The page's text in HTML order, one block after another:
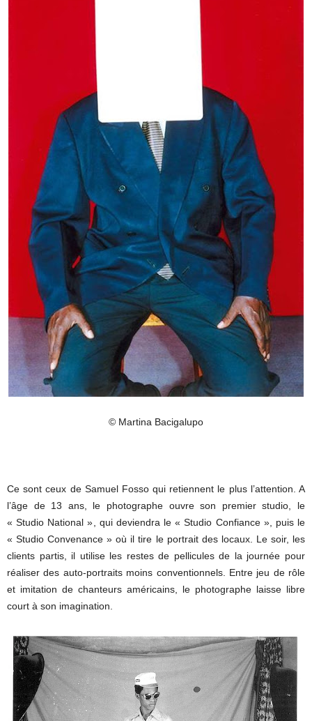
© Martina Bacigalupo
Ce sont ceux de Samuel Fosso qui retiennent le plus l’attention. A
l’âge de 13 ans, le photographe ouvre son premier studio, le
« Studio National », qui deviendra le « Studio Confiance », puis le
« Studio Convenance » où il tire le portrait des locaux. Le soir, les
clients partis, il utilise les restes de pellicules de la journée pour
réaliser des auto-portraits moins conventionnels. Entre jeu de rôle
et imitation de chanteurs américains, le photographe laisse libre
court à son imagination.